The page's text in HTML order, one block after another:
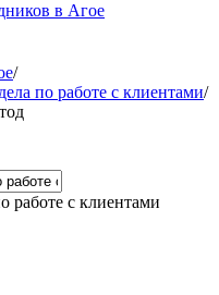
в Агое
/
по работе с клиентами/
работе с клиентами